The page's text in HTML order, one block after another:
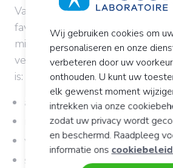
Vanwege hun populariteit zullen
favoriete specialiteiten van de
minder veeleisende producten
verschijnen, waarbij
is:
afslanken
natuurlijke weerstand
vitaliteit
spijsvertering
Wij gebruiken cookies om
personaliseren en onze
verbeteren door uw
onthouden. U kunt uw
elk gewenst moment
intrekken via onze
zodat uw privacy wordt
en beschermd. Raadpleeg
informatie ons